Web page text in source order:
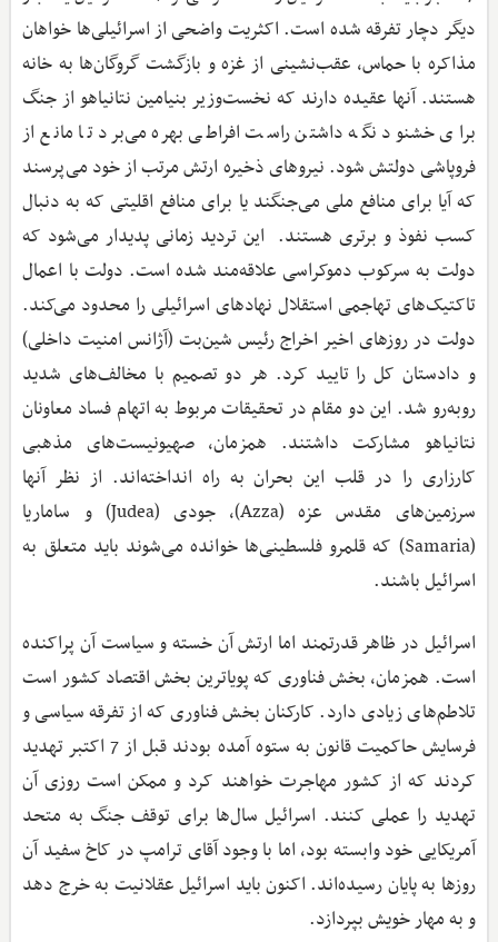
دیگر دچار تفرقه شده است. اکثریت واضحی از اسرائیلی‌ها خواهان
مذاکره با حماس، عقب‌نشینی از غزه و بازگشت گروگان‌ها به خانه
هستند. آنها عقیده دارند که نخست‌وزیر بنیامین نتانیاهو از جنگ
برای خشنود نگه داشتن راست افراطی بهره می‌برد تا مانع از
فروپاشی دولتش شود. نیروهای ذخیره ارتش مرتب از خود می‌پرسند
که آیا برای منافع ملی می‌جنگند یا برای منافع اقلیتی که به دنبال
کسب نفوذ و برتری هستند. این تردید زمانی پدیدار می‌شود که
دولت به سرکوب دموکراسی علاقه‌مند شده است. دولت با اعمال
تاکتیک‌های تهاجمی استقلال نهادهای اسرائیلی را محدود می‌کند.
دولت در روزهای اخیر اخراج رئیس شین‌بت (آژانس امنیت داخلی)
و دادستان کل را تایید کرد. هر دو تصمیم با مخالف‌های شدید
روبه‌رو شد. این دو مقام در تحقیقات مربوط به اتهام فساد معاونان
نتانیاهو مشارکت داشتند. همزمان، صهیونیست‌های مذهبی
کارزاری را در قلب این بحران به راه انداخته‌اند. از نظر آنها
سرزمین‌های مقدس عزه (Azza)، جودی (Judea) و ساماریا
(Samaria) که قلمرو فلسطینی‌ها خوانده می‌شوند باید متعلق به
اسرائیل باشند.
اسرائیل در ظاهر قدرتمند اما ارتش آن خسته و سیاست آن پراکنده
است. همزمان، بخش فناوری که پویاترین بخش اقتصاد کشور است
تلاطم‌های زیادی دارد. کارکنان بخش فناوری که از تفرقه سیاسی و
فرسایش حاکمیت قانون به ستوه آمده بودند قبل از 7 اکتبر تهدید
کردند که از کشور مهاجرت خواهند کرد و ممکن است روزی آن
تهدید را عملی کنند. اسرائیل سال‌ها برای توقف جنگ به متحد
آمریکایی خود وابسته بود، اما با وجود آقای ترامپ در کاخ سفید آن
روزها به پایان رسیده‌اند. اکنون باید اسرائیل عقلانیت به خرج دهد
و به مهار خویش بپردازد.